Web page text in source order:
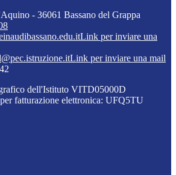
- 36061 Bassano del Grappa
Link per inviare una
Link per inviare una mail
dell'Istituto VITD05000D
fatturazione elettronica: UFQ5TU